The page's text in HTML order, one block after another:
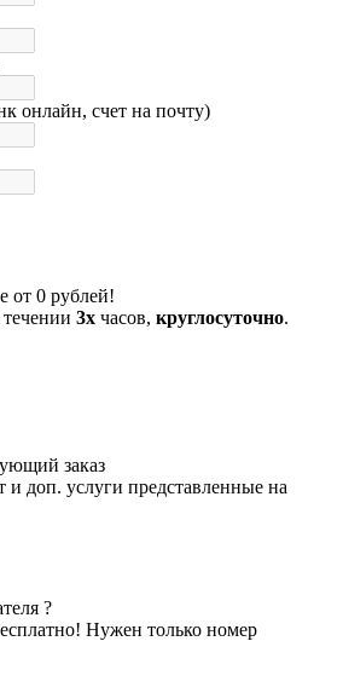
онлайн, счет на почту)
от 0 рублей!
3х часов, круглосуточно.
заказ
доп. услуги представленные на
?
Нужен только номер